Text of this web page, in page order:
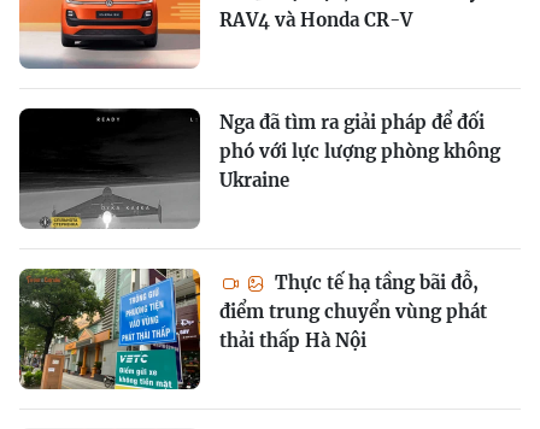
RAV4 và Honda CR-V
Nga đã tìm ra giải pháp để đối
phó với lực lượng phòng không
Ukraine
Thực tế hạ tầng bãi đỗ,
điểm trung chuyển vùng phát
thải thấp Hà Nội